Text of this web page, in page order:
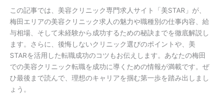
この記事では、美容クリニック専門求人サイト「美STAR」が、
梅田エリアの美容クリニック求人の魅力や職種別の仕事内容、給
与相場、そして未経験から成功するための秘訣までを徹底解説し
ます。さらに、後悔しないクリニック選びのポイントや、美
STARを活用した転職成功のコツもお伝えします。あなたの梅田
での美容クリニック転職を成功に導くための情報が満載です。ぜ
ひ最後まで読んで、理想のキャリアを掴む第一歩を踏み出しまし
ょう。